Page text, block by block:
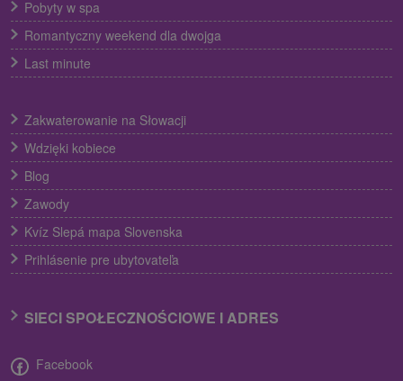
Pobyty w spa
Romantyczny weekend dla dwojga
Last minute
Zakwaterowanie na Słowacji
Wdzięki kobiece
Blog
Zawody
Kvíz Slepá mapa Slovenska
Prihlásenie pre ubytovateľa
SIECI SPOŁECZNOŚCIOWE I ADRES
Facebook